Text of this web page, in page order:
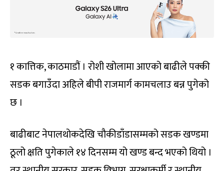
१ कात्तिक, काठमाडौं । रोशी खोलामा आएको बाढीले पक्की
सडक बगाउँदा अहिले बीपी राजमार्ग कामचलाउ बन्न पुगेको
छ ।
बाढीबाट नेपालथोकदेखि चौकीडाँडासम्मको सडक खण्डमा
ठूलो क्षति पुगेकाले १४ दिनसम्म यो खण्ड बन्द भएको थियो ।